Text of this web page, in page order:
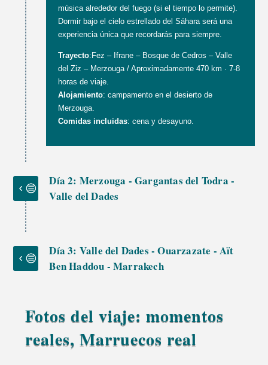
música alrededor del fuego (si el tiempo lo permite).
Dormir bajo el cielo estrellado del Sáhara será una
experiencia única que recordarás para siempre.
Trayecto:Fez – Ifrane – Bosque de Cedros – Valle
del Ziz – Merzouga / Aproximadamente 470 km · 7-8
horas de viaje.
Alojamiento: campamento en el desierto de
Merzouga.
Comidas incluidas: cena y desayuno.
Día 2: Merzouga - Gargantas del Todra -
Valle del Dades
Día 3: Valle del Dades - Ouarzazate - Aït
Ben Haddou - Marrakech
Fotos del viaje: momentos
reales, Marruecos real